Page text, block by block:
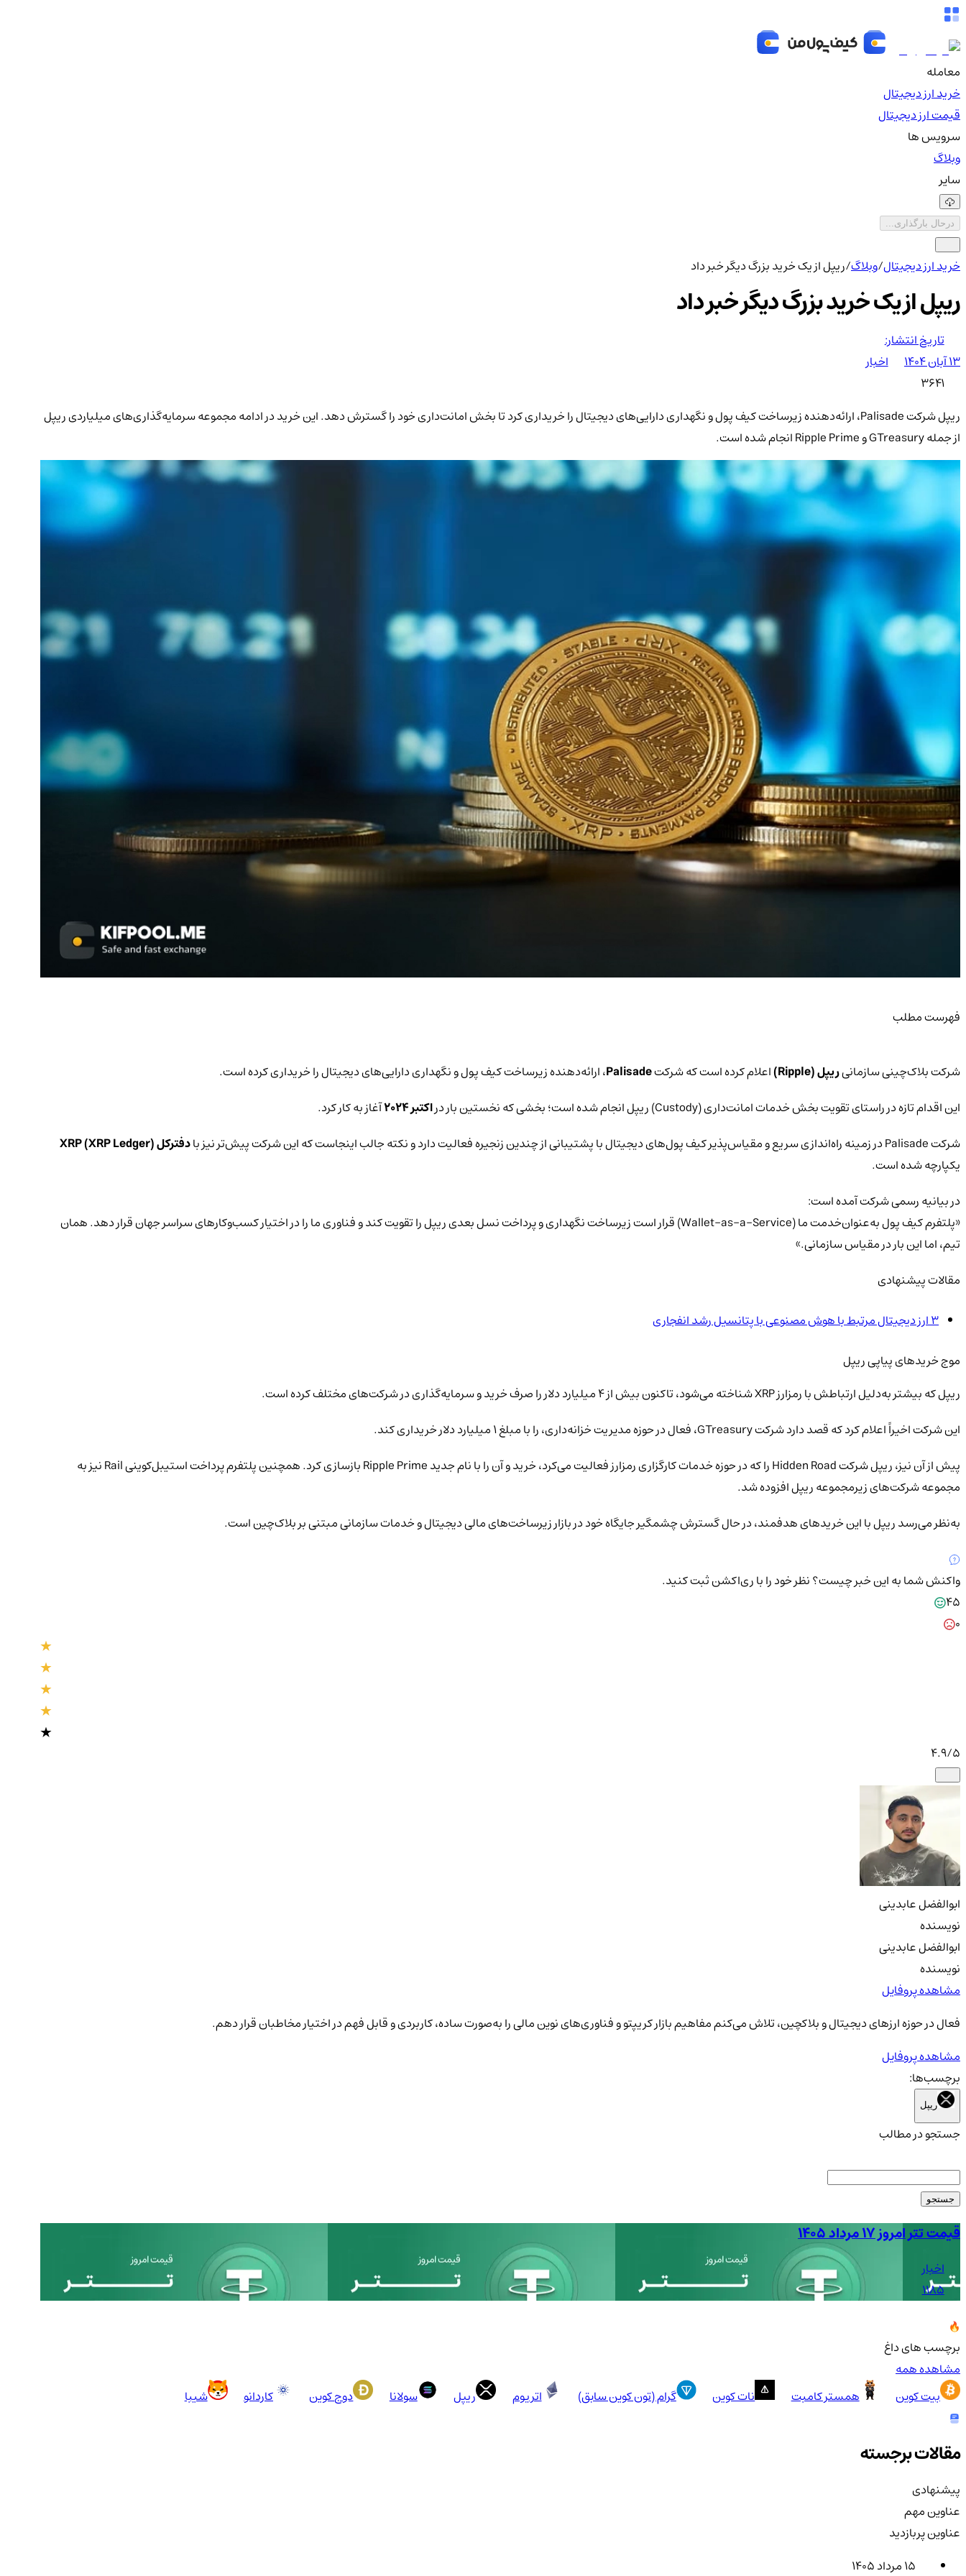
معامله
خرید ارز دیجیتال
قیمت ارز دیجیتال
سرویس ها
وبلاگ
سایر
درحال بارگذاری...
خرید ارز دیجیتال/وبلاگ/ریپل از یک خرید بزرگ دیگر خبر داد
ریپل از یک خرید بزرگ دیگر خبر داد
تاریخ انتشار:
۱۳ آبان ۱۴۰۴
اخبار
3641
ریپل شرکت Palisade، ارائه‌دهنده زیرساخت کیف پول و نگهداری دارایی‌های دیجیتال را خریداری کرد تا بخش امانت‌داری خود را گسترش دهد. این خرید در ادامه مجموعه سرمایه‌گذاری‌های میلیاردی ریپل
از جمله GTreasury و Ripple Prime انجام شده است.
فهرست مطلب
شرکت بلاک‌چینی سازمانیریپل (Ripple) اعلام کرده است که شرکتPalisade، ارائه‌دهنده زیرساخت کیف پول و نگهداری دارایی‌های دیجیتال را خریداری کرده است.
این اقدام تازه در راستای تقویت بخش خدمات امانت‌داری (Custody) ریپل انجام شده است؛ بخشی که نخستین بار در
اکتبر ۲۰۲۴
آغاز به کار کرد.
شرکت Palisade در زمینه راه‌اندازی سریع و مقیاس‌پذیر کیف پول‌های دیجیتال با پشتیبانی از چندین زنجیره فعالیت دارد و نکته جالب اینجاست که این شرکت پیش‌تر نیز با
دفترکل XRP (XRP Ledger)
یکپارچه شده است.
در بیانیه رسمی شرکت آمده است:
«پلتفرم کیف پول به‌عنوان‌خدمت ما (Wallet-as-a-Service) قرار است زیرساخت نگهداری و پرداخت نسل بعدی ریپل را تقویت کند و فناوری ما را در اختیار کسب‌وکارهای سراسر جهان قرار دهد. همان
تیم، اما این بار در مقیاس سازمانی.»
مقالات پیشنهادی
3 ارز دیجیتال مرتبط با هوش مصنوعی با پتانسیل رشد انفجاری
موج خریدهای پیاپی ریپل
ریپل که بیشتر به‌دلیل ارتباطش با رمزارز XRP شناخته می‌شود، تاکنون بیش از ۴ میلیارد دلار را صرف خرید و سرمایه‌گذاری در شرکت‌های مختلف کرده است.
این شرکت اخیراً اعلام کرد که قصد دارد شرکت GTreasury، فعال در حوزه مدیریت خزانه‌داری، را با مبلغ ۱ میلیارد دلار خریداری کند.
پیش از آن نیز، ریپل شرکت Hidden Road را که در حوزه خدمات کارگزاری رمزارز فعالیت می‌کرد، خرید و آن را با نام جدید Ripple Prime بازسازی کرد. همچنین پلتفرم پرداخت استیبل‌کوینی Rail نیز به
مجموعه شرکت‌های زیرمجموعه ریپل افزوده شد.
به‌نظر می‌رسد ریپل با این خریدهای هدفمند، در حال گسترش چشمگیر جایگاه خود در بازار زیرساخت‌های مالی دیجیتال و خدمات سازمانی مبتنی بر بلاک‌چین است.
واکنش شما به این خبر چیست؟نظر خود را با ری‌اکشن ثبت کنید.
45
0
4.9/5
ابوالفضل عابدینی
نویسنده
ابوالفضل عابدینی
نویسنده
مشاهده پروفایل
فعال در حوزه ارزهای دیجیتال و بلاکچین، تلاش می‌کنم مفاهیم بازار کریپتو و فناوری‌های نوین مالی را به‌صورت ساده، کاربردی و قابل فهم در اختیار مخاطبان قرار دهم.
مشاهده پروفایل
برچسب‌ها:
ریپل
جستجو در مطالب
جستجو
قیمت تتر امروز ۱۷ مرداد ۱۴۰۵
اخبار
1185
برچسب های داغ
مشاهده همه
بیت کوین
همستر کامبت نات کوین گرام (تون کوین سابق) اتریوم ریپل سولانا دوج کوین کاردانو شیبا
مقالات برجسته
پیشنهادی
عناوین مهم
عناوین پربازدید
۱۵ مرداد ۱۴۰۵